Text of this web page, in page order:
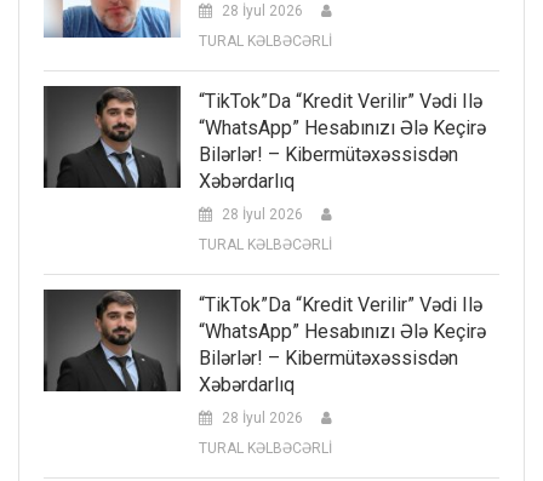
28 İyul 2026
TURAL KƏLBƏCƏRLİ
“TikTok”da “kredit Verilir” Vədi Ilə
“WhatsApp” Hesabınızı Ələ Keçirə
Bilərlər! – Kibermütəxəssisdən
Xəbərdarlıq
28 İyul 2026
TURAL KƏLBƏCƏRLİ
“TikTok”da “kredit Verilir” Vədi Ilə
“WhatsApp” Hesabınızı Ələ Keçirə
Bilərlər! – Kibermütəxəssisdən
Xəbərdarlıq
28 İyul 2026
TURAL KƏLBƏCƏRLİ